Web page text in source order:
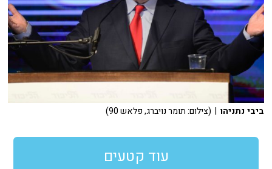
ביבי נתניהו | (צילום: תומר נויברג, פלאש 90)
עוד קטעים